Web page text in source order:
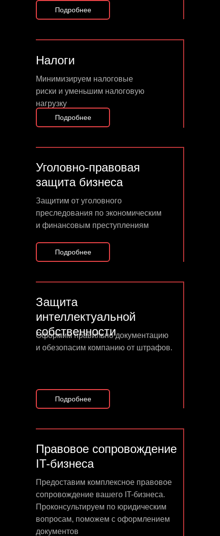
Подробнее
Налоги
Подробнее
Минимизируем налоговые
риски и уменьшим налоговую
нагрузку
Уголовно-правовая
защита бизнеса
Защитим от уголовного
преследования по экономическим
и финансовым преступлениям
Подробнее
Защита
интеллектуальной
собственности
Оформим правильно документацию
и обезопасим компанию от штрафов.
Подробнее
Правовое сопровождение
IT-бизнеса
Предоставим комплексное правовое
сопровождение вашего IT-бизнеса.
Проконсультируем по юридическим
вопросам, поможем с оформлением
документов